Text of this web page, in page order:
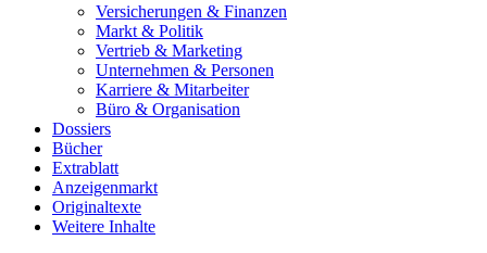
Versicherungen & Finanzen
Markt & Politik
Vertrieb & Marketing
Unternehmen & Personen
Karriere & Mitarbeiter
Büro & Organisation
Dossiers
Bücher
Extrablatt
Anzeigenmarkt
Originaltexte
Weitere Inhalte